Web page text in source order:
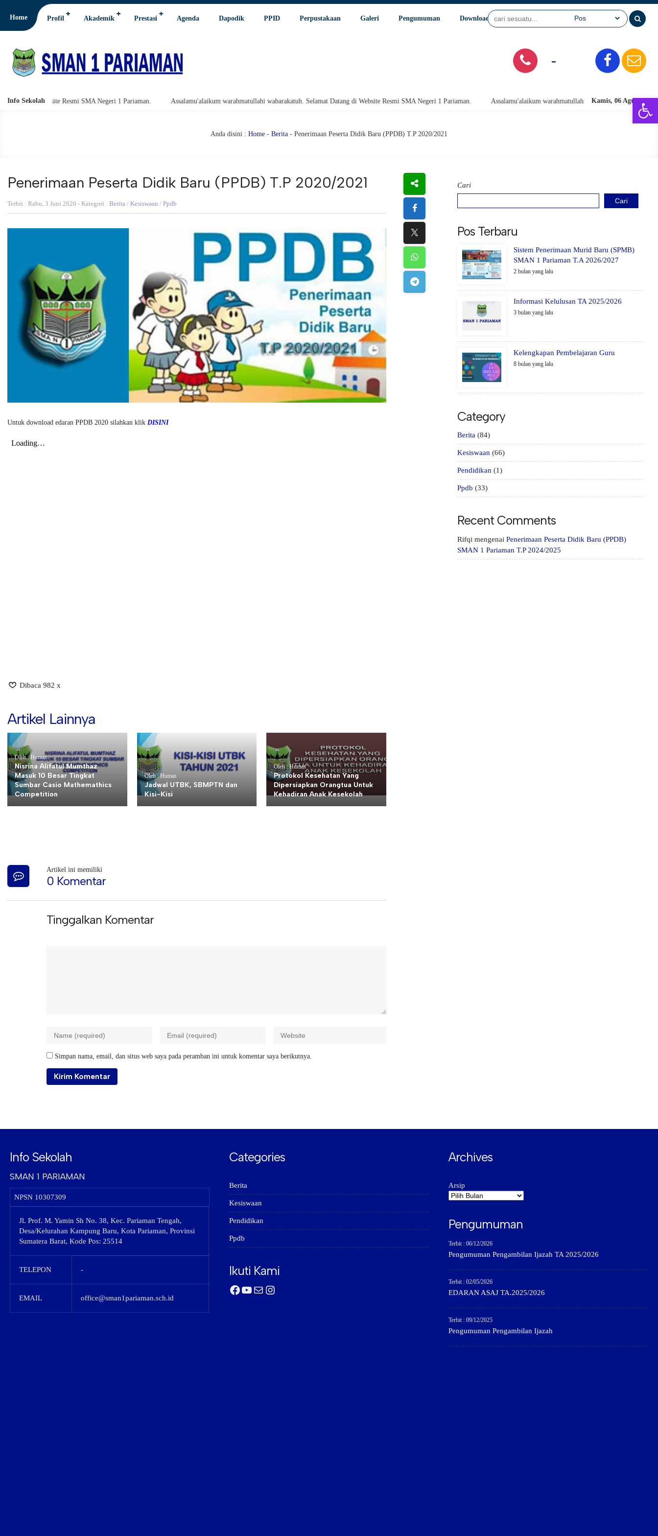
Home Profil Akademik Prestasi Agenda Dapodik PPID Perpustakaan Galeri Pengumuman Download Video
-
Info Sekolah Kamis, 06 Agu 2026
Website Resmi SMA Negeri 1 Pariaman. Assalamu'alaikum warahmatullahi wabarakatuh. Selamat Datang di Website Resmi SMA Negeri 1 Pariaman. Assalamu'alaikum warahmatullahi wabarakatuh. Selamat Datang di
Anda disini : Home - Berita - Penerimaan Peserta Didik Baru (PPDB) T.P 2020/2021
Penerimaan Peserta Didik Baru (PPDB) T.P 2020/2021
Terbit : Rabu, 3 Juni 2020 - Kategori : Berita / Kesiswaan / Ppdb
Untuk download edaran PPDB 2020 silahkan klik DISINI
Dibaca 982 x
Artikel Lainnya
Oleh : Humas
Nisrina Alifatul Mumthaz
Masuk 10 Besar Tingkat
Sumbar Casio Mathemathics
Competition
Oleh : Humas
Jadwal UTBK, SBMPTN dan
Kisi-Kisi
Oleh : Humas
Protokol Kesehatan Yang
Dipersiapkan Orangtua Untuk
Kehadiran Anak Kesekolah
Artikel ini memiliki
0 Komentar
Tinggalkan Komentar
Simpan nama, email, dan situs web saya pada peramban ini untuk komentar saya berikutnya.
Cari
Cari
Pos Terbaru
Sistem Penerimaan Murid Baru (SPMB)
SMAN 1 Pariaman T.A 2026/2027
2 bulan yang lalu
Informasi Kelulusan TA 2025/2026
3 bulan yang lalu
Kelengkapan Pembelajaran Guru
8 bulan yang lalu
Category
Berita (84)
Kesiswaan (66)
Pendidikan (1)
Ppdb (33)
Recent Comments
Rifqi mengenai Penerimaan Peserta Didik Baru (PPDB)
SMAN 1 Pariaman T.P 2024/2025
Info Sekolah
SMAN 1 PARIAMAN
NPSN 10307309
Jl. Prof. M. Yamin Sh No. 38, Kec. Pariaman Tengah,
Desa/Kelurahan Kampung Baru, Kota Pariaman, Provinsi
Sumatera Barat, Kode Pos: 25514
TELEPON -
EMAIL office@sman1pariaman.sch.id
Categories
Berita
Kesiswaan
Pendidikan
Ppdb
Ikuti Kami
Facebook
YouTube
MailInstagram
Archives
Arsip
Pengumuman
Terbit : 06/12/2026
Pengumuman Pengambilan Ijazah TA 2025/2026
Terbit : 02/05/2026
EDARAN ASAJ TA.2025/2026
Terbit : 09/12/2025
Pengumuman Pengambilan Ijazah